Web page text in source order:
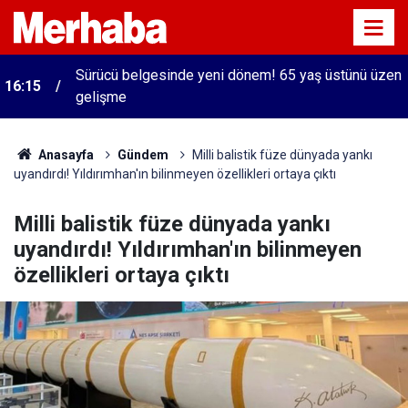
16:15
Sürücü belgesinde yeni dönem! 65 yaş üstünü üzen
gelişme
Anasayfa Gündem
Milli balistik füze dünyada yankı
uyandırdı! Yıldırımhan'ın bilinmeyen özellikleri ortaya çıktı
Milli balistik füze dünyada yankı
uyandırdı! Yıldırımhan'ın bilinmeyen
özellikleri ortaya çıktı